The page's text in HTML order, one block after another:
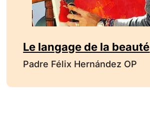
Le langage de la beauté
Padre Félix Hernández OP